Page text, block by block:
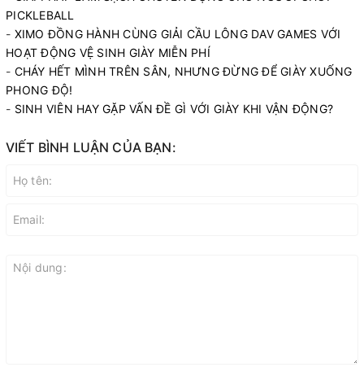
PICKLEBALL
- XIMO ĐỒNG HÀNH CÙNG GIẢI CẦU LÔNG DAV GAMES VỚI
HOẠT ĐỘNG VỆ SINH GIÀY MIỄN PHÍ
- CHÁY HẾT MÌNH TRÊN SÂN, NHƯNG ĐỪNG ĐỂ GIÀY XUỐNG
PHONG ĐỘ!
- SINH VIÊN HAY GẶP VẤN ĐỀ GÌ VỚI GIÀY KHI VẬN ĐỘNG?
VIẾT BÌNH LUẬN CỦA BẠN: